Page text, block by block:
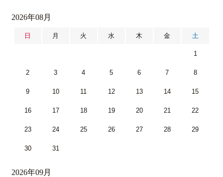
2026年08月
日 月 火 水 木 金 土
1
2 3 4 5 6 7 8
9 10 11 12 13 14 15
16 17 18 19 20 21 22
23 24 25 26 27 28 29
30 31
2026年09月